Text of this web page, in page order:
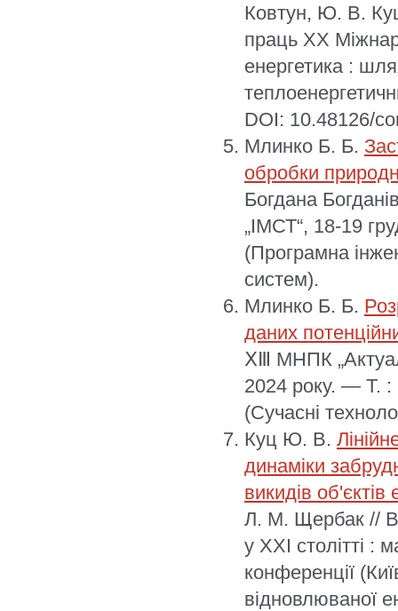
Ковтун, Ю. В.
праць XX
енергетика :
DOI: 10.48126/
Млинко Б. Б.
обробки
Богдана
„ІМСТ“, 18-19
(Програмна
систем).
Млинко Б. Б.
даних
ⅩⅢ МНПК
2024 року. — Т.
(Сучасні
Куц Ю. В.
динаміки
викидів об'єктів
Л. М. Щербак //
у XXI столітті :
конференції
відновлюваної